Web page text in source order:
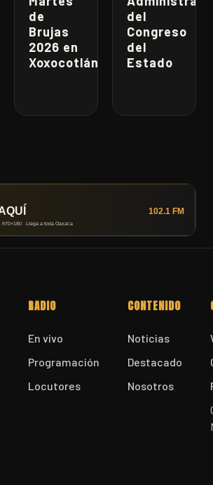
de
Brujas
2026 en
Xoxocotlán
del
Congreso
del
Estado
RADIO
En vivo
Programación
Locutores
CONTENIDO
Noticias
Destacado
Nosotros